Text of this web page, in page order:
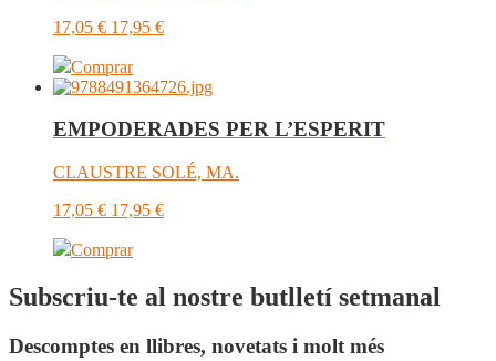
17,05 € 17,95 €
Comprar
EMPODERADES PER L’ESPERIT
CLAUSTRE SOLÉ, MA.
17,05 € 17,95 €
Comprar
Subscriu-te al nostre butlletí setmanal
Descomptes en llibres, novetats i molt més